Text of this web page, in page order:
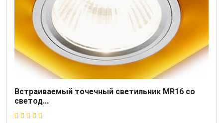
Встраиваемый точечный светильник MR16 со
светод...